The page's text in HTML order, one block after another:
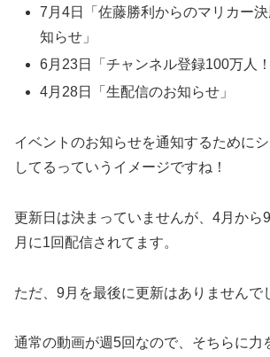
7月4日「佐藤勝利からのマリカー
知らせ」
6月23日「チャンネル登録100万人
4月28日「生配信のお知らせ」
イベントのお知らせを通知するために
してるっていうイメージですね！
更新日は決まっていませんが、4月から
月に1回配信されてます。
ただ、9月を最後に更新はありませんで
通常の動画が週5回なので、そちらに力